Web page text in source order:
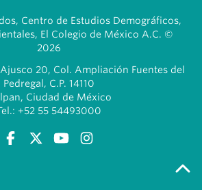
Centro de Estudios Demográficos,
El Colegio de México A.C. ©
2026
20, Col. Ampliación Fuentes del
Pedregal, C.P. 14110
Ciudad de México
+52 55 54493000